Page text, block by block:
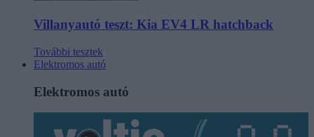
Villanyautó teszt: Kia EV4 LR hatchback
További tesztek
Elektromos autó
Elektromos autó